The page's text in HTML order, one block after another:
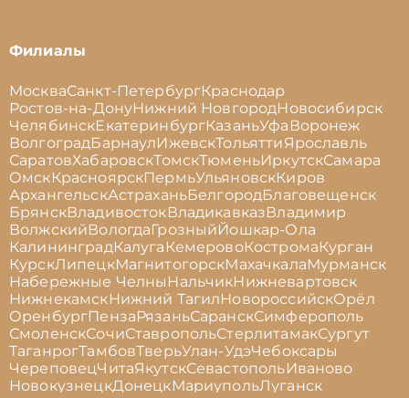
Филиалы
МоскваСанкт-ПетербургКраснодар
Ростов-на-ДонуНижний НовгородНовосибирск
ЧелябинскЕкатеринбургКазаньУфа Воронеж
ВолгоградБарнаулИжевскТольяттиЯрославль
СаратовХабаровскТомскТюменьИркутскСамара
ОмскКрасноярскПермьУльяновскКиров
АрхангельскАстраханьБелгородБлаговещенск
БрянскВладивостокВладикавказВладимир
ВолжскийВологдаГрозныйЙошкар-Ола
КалининградКалуга КемеровоКостромаКурган
КурскЛипецкМагнитогорскМахачкалаМурманск
Набережные Челны НальчикНижневартовск
НижнекамскНижний ТагилНовороссийскОрёл
ОренбургПензаРязаньСаранскСимферополь
СмоленскСочиСтавропольСтерлитамакСургут
ТаганрогТамбовТверьУлан-УдэЧебоксары
ЧереповецЧитаЯкутскСевастопольИваново
НовокузнецкДонецкМариупольЛуганск